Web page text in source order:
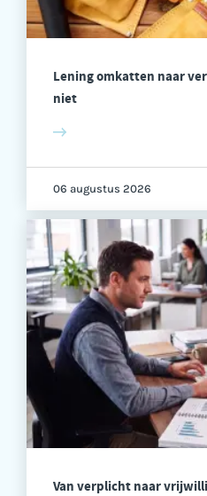
Lening omkatten naar
niet
06 augustus 2026
Van verplicht naar